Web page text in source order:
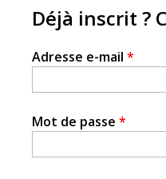
Le
Déjà inscrit ?
Adresse e-mail *
Mot de passe *